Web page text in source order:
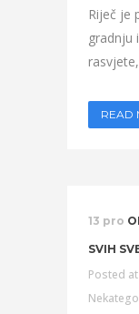
Riječ je
gradnju
READ
13 pro
SVIH
Posted